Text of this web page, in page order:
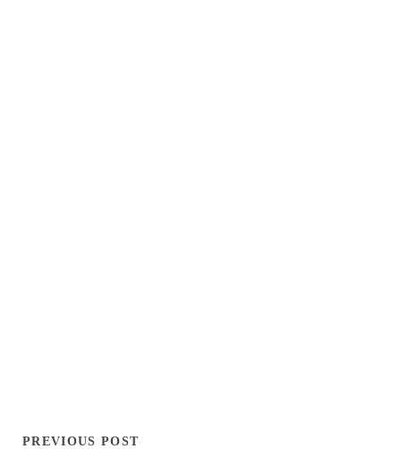
PREVIOUS POST